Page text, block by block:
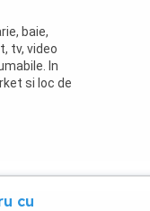
baie,
tv, video
In
si loc de
cu